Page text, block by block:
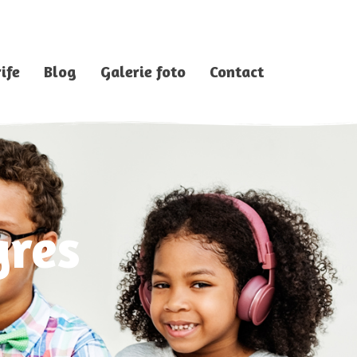
Blog Galerie foto Contact